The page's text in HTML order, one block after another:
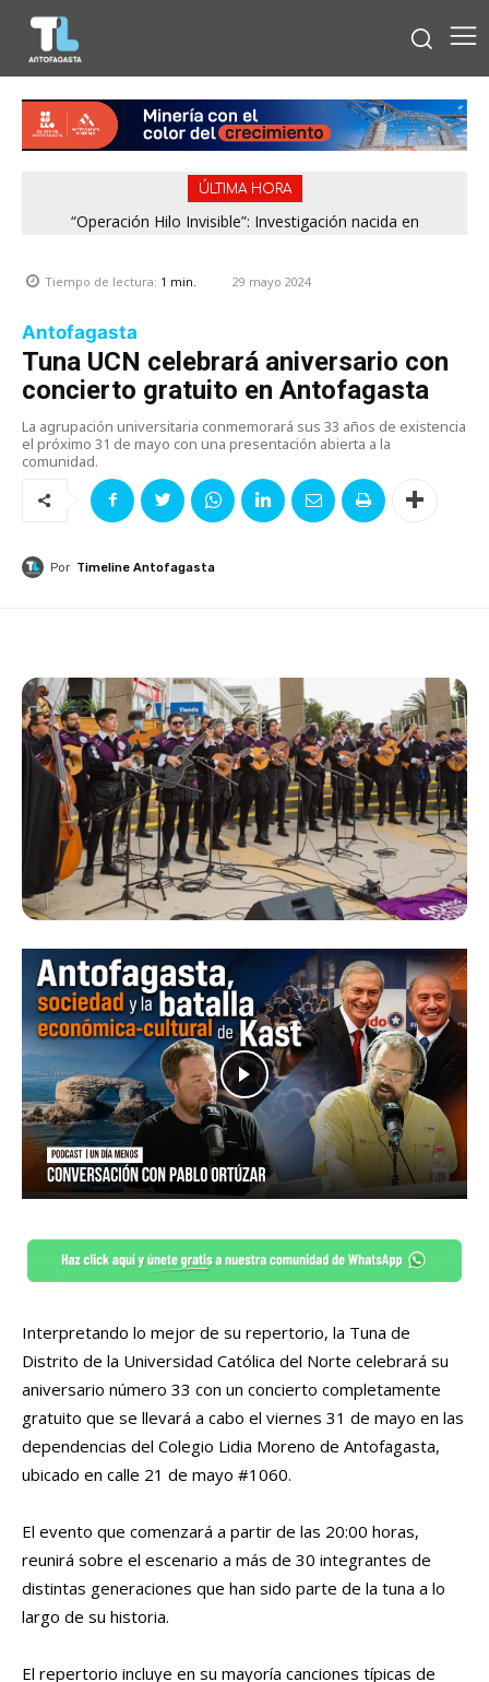
ÚLTIMA HORA
“Operación Hilo Invisible”: Investigación nacida en
Tiempo de lectura: 1 min. 29 mayo 2024
Antofagasta
Tuna UCN celebrará aniversario con
concierto gratuito en Antofagasta
La agrupación universitaria conmemorará sus 33 años de existencia
el próximo 31 de mayo con una presentación abierta a la
comunidad.
Por Timeline Antofagasta
Interpretando lo mejor de su repertorio, la Tuna de
Distrito de la Universidad Católica del Norte celebrará su
aniversario número 33 con un concierto completamente
gratuito que se llevará a cabo el viernes 31 de mayo en las
dependencias del Colegio Lidia Moreno de Antofagasta,
ubicado en calle 21 de mayo #1060.
El evento que comenzará a partir de las 20:00 horas,
reunirá sobre el escenario a más de 30 integrantes de
distintas generaciones que han sido parte de la tuna a lo
largo de su historia.
El repertorio incluye en su mayoría canciones típicas de